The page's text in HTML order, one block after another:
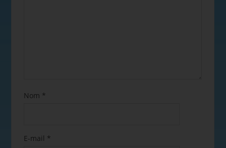
Nom *
E-mail *